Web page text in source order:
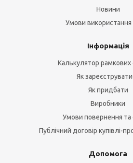
Новини
Умови використання
Інформація
Калькулятор рамкових
Як
Як придбати
Виробники
Умови повернення та
Публічний договір купівлі-
Допомога